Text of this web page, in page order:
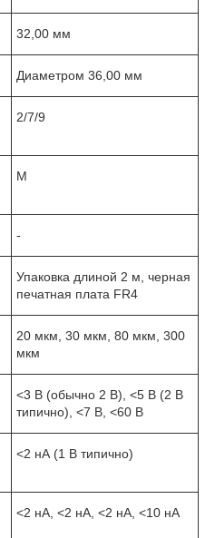
32,00 мм
Диаметром 36,00 мм
2/7/9
M
-
Упаковка длиной 2 м, черная
печатная плата FR4
20 мкм, 30 мкм, 80 мкм, 300
мкм
<3 В (обычно 2 В), <5 В (2 В
типично), <7 В, <60 В
<2 нА (1 В типично)
<2 нА, <2 нА, <2 нА, <10 нА